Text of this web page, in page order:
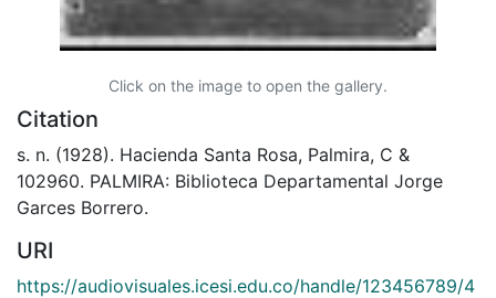
Click on the image to open the gallery.
Citation
s. n. (1928). Hacienda Santa Rosa, Palmira, C &
102960. PALMIRA: Biblioteca Departamental Jorge
Garces Borrero.
URI
https://audiovisuales.icesi.edu.co/handle/123456789/4